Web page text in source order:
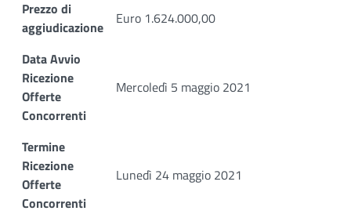
Prezzo di
aggiudicazione
Euro 1.624.000,00
Data Avvio
Ricezione
Offerte
Concorrenti
Mercoledì 5 maggio 2021
Termine
Ricezione
Offerte
Concorrenti
Lunedì 24 maggio 2021